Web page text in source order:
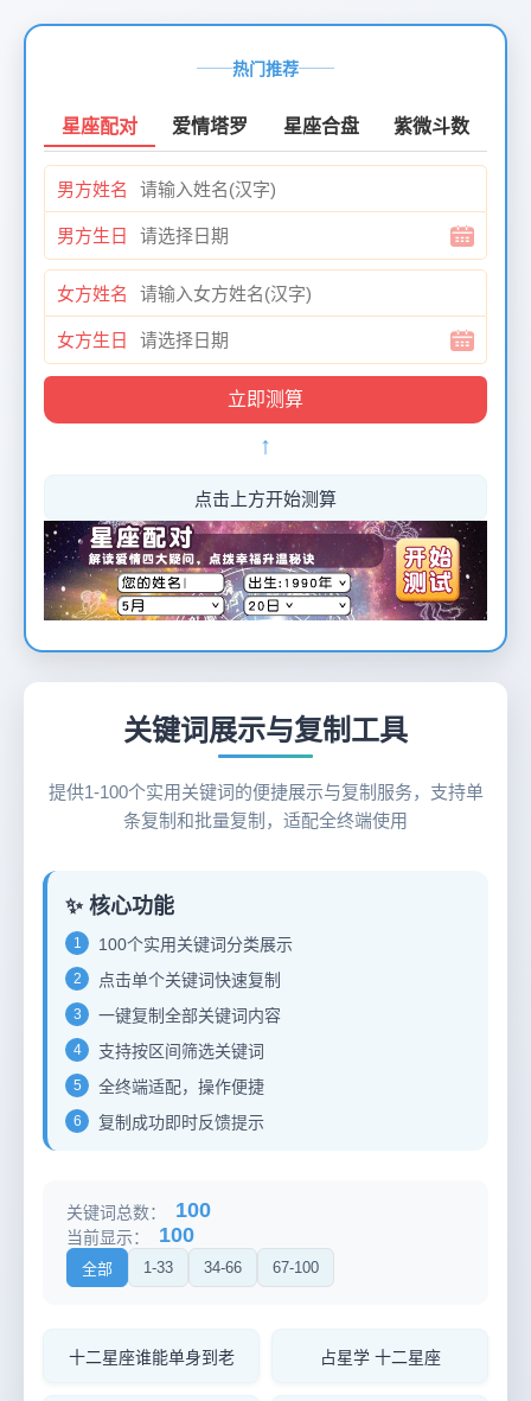
页
2026-
热门推荐
星座配对 爱情塔罗 星座合盘 紫微斗数
男方姓名
男方生日
女方姓名
女方生日
↑
点击上方开始测算
关键词展示与复制工具
提供1-100个实用关键词的便捷展示与复制服务，支持单
条复制和批量复制，适配全终端使用
✨ 核心功能
1 100个实用关键词分类展示
2 点击单个关键词快速复制
3 一键复制全部关键词内容
4 支持按区间筛选关键词
5 全终端适配，操作便捷
6 复制成功即时反馈提示
关键词总数： 100
当前显示： 100
全部 1-33 34-66 67-100
十二星座谁能单身到老 占星学 十二星座